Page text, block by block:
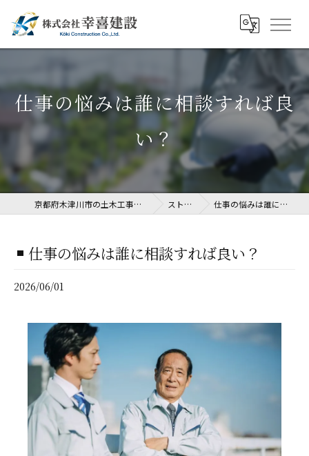
仕事の悩みは誰に相談すれば良
い？
京都府木津川市の土木工事なら株式会社幸喜建設 ストーリー 仕事の悩みは誰に相談すれば良い？
仕事の悩みは誰に相談すれば良い？
2026/06/01